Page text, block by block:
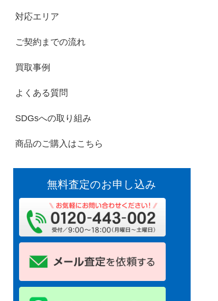
対応エリア
ご契約までの流れ
買取事例
よくある質問
SDGsへの取り組み
商品のご購入はこちら
無料査定のお申し込み